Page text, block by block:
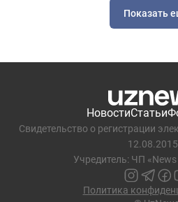
Показать
НовостиСтатьи
Свидетельство о регистрации
Учредитель: ЧП
Политика